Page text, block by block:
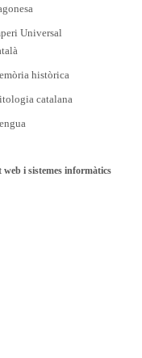
Universal
històrica
catalana
i sistemes informàtics